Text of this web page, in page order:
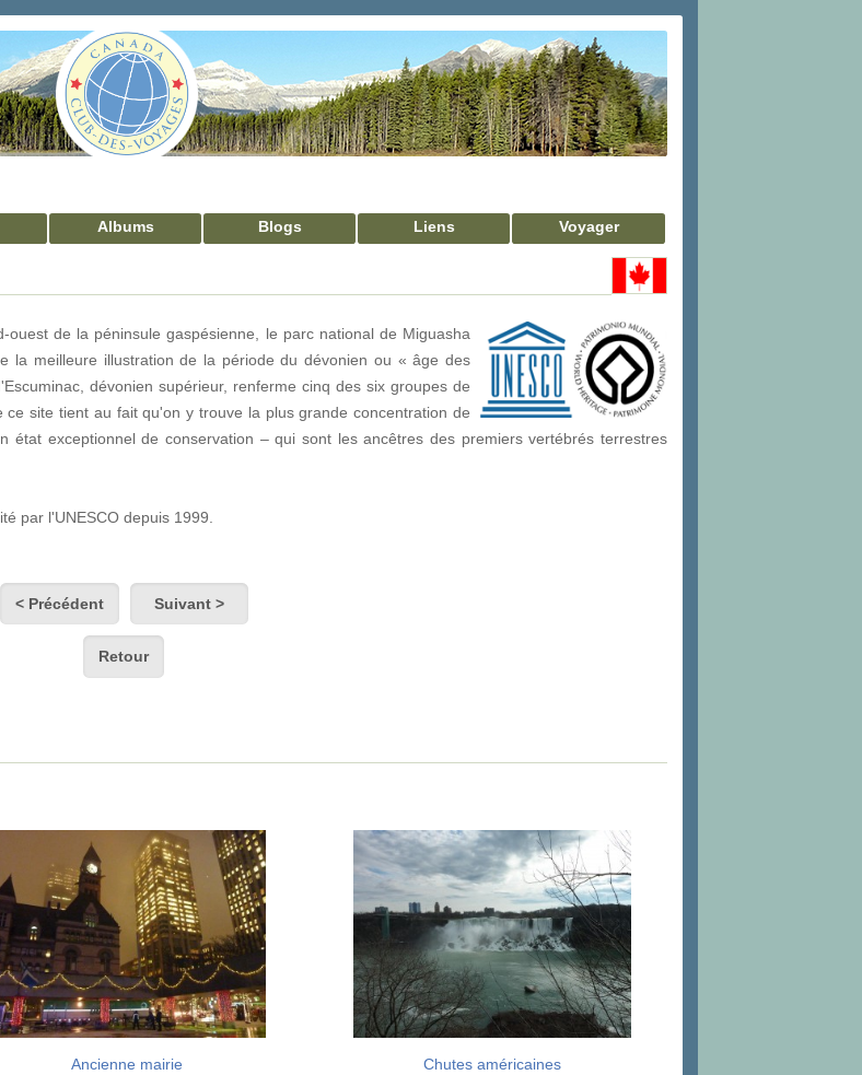
Albums Blogs Liens Voyager
de la péninsule gaspésienne, le parc national de Miguasha
la meilleure illustration de la période du dévonien ou « âge des
dévonien supérieur, renferme cinq des six groupes de
site tient au fait qu'on y trouve la plus grande concentration de
état exceptionnel de conservation – qui sont les ancêtres des premiers vertébrés terrestres
par l'UNESCO depuis 1999.
< Précédent Suivant >
Retour
Ancienne mairie Chutes américaines